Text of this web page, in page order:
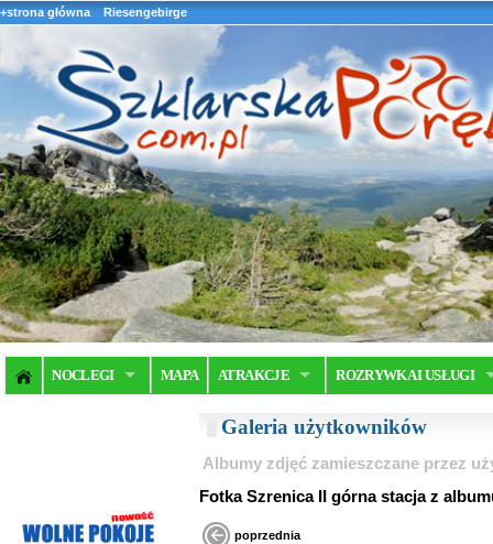
+strona główna Riesengebirge
NOCLEGI MAPA ATRAKCJE ROZRYWKA I USŁUGI
Galeria użytkowników
Albumy zdjęć zamieszczane przez
Fotka Szrenica II górna stacja z
poprzednia